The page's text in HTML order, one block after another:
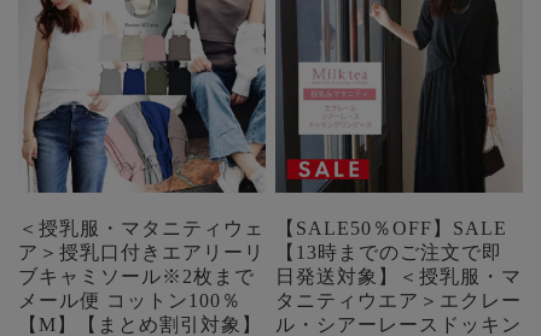
＜授乳服・マタニティウェ
ア＞授乳口付きエアリーリ
ブキャミソール※2枚まで
メール便 コットン100％
【M】【まとめ割引対象】
【SALE50％OFF】SALE
【13時までのご注文で即
日発送対象】＜授乳服・マ
タニティウエア＞エクレー
ル・シアーレースドッキン